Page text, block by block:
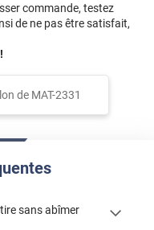
commande, testez
de ne pas être satisfait,
de MAT-2331
sans abîmer